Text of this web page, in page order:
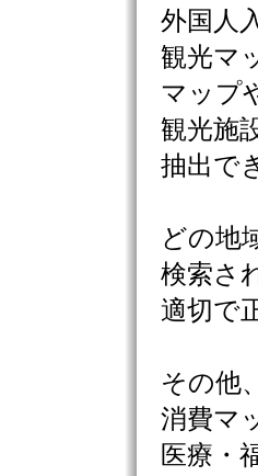
外国人
観光マ
マップ
観光施
抽出で
どの地
検索さ
適切で
その他
消費マ
医療・